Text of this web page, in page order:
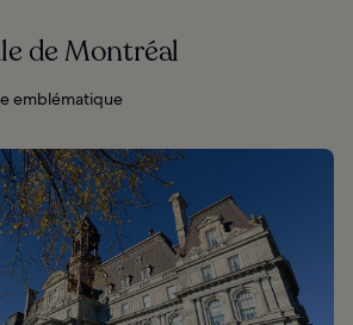
de Montréal
emblématique